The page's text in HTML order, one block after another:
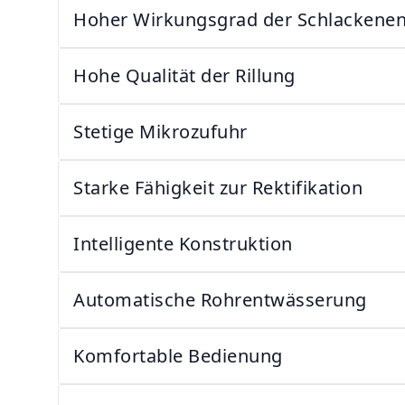
Hoher Wirkungsgrad der
Hohe Qualität der Rillung
Stetige Mikrozufuhr
Starke Fähigkeit zur Rektifikation
Intelligente Konstruktion
Automatische Rohrentwässerung
Komfortable Bedienung